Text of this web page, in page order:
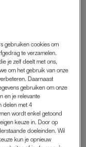
echt heel leuk, we
Isa. “Ik had een
bedacht – dus
beetje een
alleen maar over
bij haar date: “Ik
deden aan de
gebruiken cookies om
te verzamelen.
je zelf deelt met ons,
om het gebruik van onze
Daarnaast
gebruiken om onze
en je relevante
delen met 4
wordt enkel getoond
keuze in. Door op
doeleinden. Wil
kun je opnieuw